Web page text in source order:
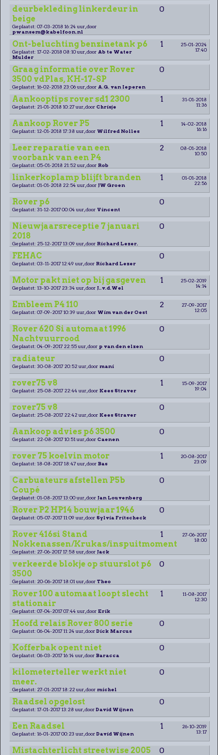
deurbekleding linkerdeur in
beige
0
Geplaatst: 07-03-2018 16:24 uur, door
pwansem@kabelfoon.nl
Ont-beluchting benzinetank p6 1
25-01-2024
17:40
Geplaatst: 17-02-2018 08:10 uur, door Ab te Water
Mulder
Graag informatie over Rover
3500 vdPlas, KH-17-SP
0
Geplaatst: 16-02-2018 23:06 uur, door A.G. van Ieperen
Aankooptips rover sd1 2300 1
31-01-2018
11:36
Geplaatst: 21-01-2018 10:27 uur, door Chrisje
Aankoop Rover P5 1
14-02-2018
16:16
Geplaatst: 12-01-2018 17:38 uur, door Wilfred Nolles
Leer reparatie van een
voorbank van een P4
2
08-01-2018
10:50
Geplaatst: 05-01-2018 21:52 uur, door Rob
linkerkoplamp blijft branden 1
01-01-2018
22:56
Geplaatst: 01-01-2018 22:54 uur, door JW Groen
Rover p6 0
Geplaatst: 31-12-2017 00:04 uur, door Vincent
Nieuwjaarsreceptie 7 januari
2018
0
Geplaatst: 25-12-2017 13:09 uur, door Richard Lezer.
FEHAC 0
Geplaatst: 03-11-2017 12:49 uur, door Richard Lezer
Motor pakt niet op bij gasgeven 1
25-02-2019
14:14
Geplaatst: 13-10-2017 23:34 uur, door J..v.d.Wel
Embleem P4 110 2
27-09-2017
12:05
Geplaatst: 07-09-2017 10:39 uur, door Wim van der Oest
Rover 620 Si automaat 1996
Nachtvuurrood
0
Geplaatst: 04-09-2017 22:55 uur, door p van den elzen
radiateur 0
Geplaatst: 30-08-2017 20:52 uur, door mani
rover75 v8 1
15-09-2017
19:04
Geplaatst: 25-08-2017 22:44 uur, door Kees Straver
rover75 v8 0
Geplaatst: 25-08-2017 22:42 uur, door Kees Straver
Aankoop advies p6 3500 0
Geplaatst: 22-08-2017 10:51 uur, door Caenen
rover 75 koelvin motor 1
20-08-2017
23:09
Geplaatst: 18-08-2017 18:47 uur, door Bas
Carbuateurs afstellen P5b
Coupé
0
Geplaatst: 01-08-2017 13:00 uur, door Jan Louvenberg
Rover P2 HP14 bouwjaar 1946 0
Geplaatst: 05-07-2017 11:09 uur, door Sylvia Fritscheck
Rover 416si Stand
Nokkenassen/Krukas/inspuitmoment
1
27-06-2017
18:00
Geplaatst: 27-06-2017 17:58 uur, door Jack
verkeerde blokje op stuurslot p6
3500
0
Geplaatst: 20-06-2017 18:01 uur, door Theo
Rover 100 automaat loopt slecht
stationair
1
11-08-2017
12:30
Geplaatst: 07-04-2017 07:44 uur, door Erik
Hoofd relais Rover 800 serie 0
Geplaatst: 06-04-2017 11:24 uur, door Dick Marcus
Kofferbak opent niet 0
Geplaatst: 06-03-2017 16:14 uur, door Baracca
kilometerteller werkt niet
meer.
0
Geplaatst: 27-01-2017 18:22 uur, door michel
Raadsel opgelost 0
Geplaatst: 17-01-2017 13:28 uur, door David Wijnen
Een Raadsel 1
26-10-2019
13:17
Geplaatst: 16-01-2017 00:23 uur, door David Wijnen
Mistachterlicht streetwise 2005 0